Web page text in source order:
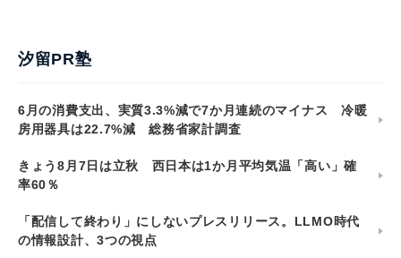
汐留PR塾
6月の消費支出、実質3.3%減で7か月連続のマイナス 冷暖
房用器具は22.7%減 総務省家計調査
きょう8月7日は立秋 西日本は1か月平均気温「高い」確
率60％
「配信して終わり」にしないプレスリリース。LLMO時代
の情報設計、3つの視点